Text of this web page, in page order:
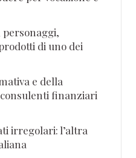
di uno dei
e della
finanziari
irregolari: l’altra